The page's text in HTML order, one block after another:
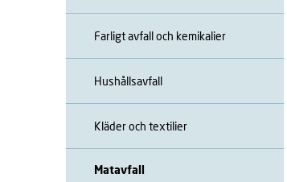
Farligt avfall och kemikalier
Hushållsavfall
Kläder och textilier
Matavfall